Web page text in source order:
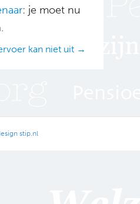
: je moet nu
kan niet uit →
stip.nl